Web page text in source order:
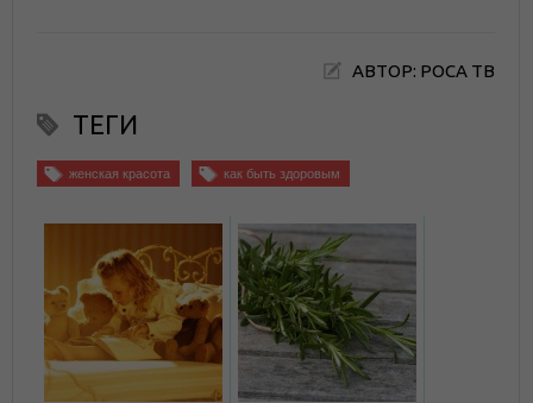
АВТОР: РОСА ТВ
ТЕГИ
женская красота как быть здоровым